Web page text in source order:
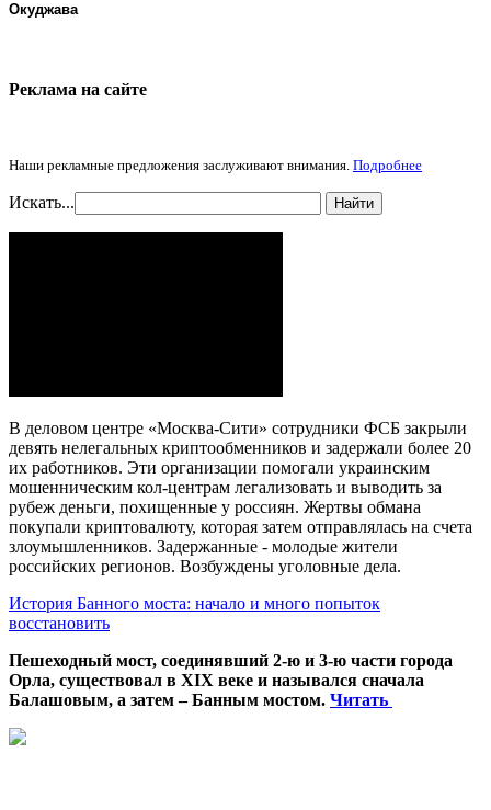
Окуджава
Реклама на cайте
Наши рекламные предложения заслуживают внимания. Подробнее
Искать... Найти
В деловом центре «Москва-Сити» сотрудники ФСБ закрыли
девять нелегальных криптообменников и задержали более 20
их работников. Эти организации помогали украинским
мошенническим кол-центрам легализовать и выводить за
рубеж деньги, похищенные у россиян. Жертвы обмана
покупали криптовалюту, которая затем отправлялась на счета
злоумышленников. Задержанные - молодые жители
российских регионов. Возбуждены уголовные дела.
История Банного моста: начало и много попыток
восстановить
Пешеходный мост, соединявший 2-ю и 3-ю части города
Орла, существовал в XIX веке и назывался сначала
Балашовым, а затем – Банным мостом. Читать